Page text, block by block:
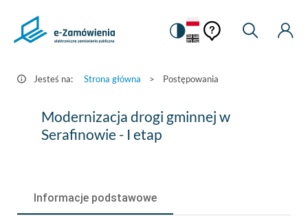
Postępowania
Zamówienia.gov.pl
Zmiana
na
kontrastową
Pomoc
kontekstowa
Pomoc
Moje
Jesteś na: Strona główna > Postępowania
Modernizacja
drogi
Serafinowie
Modernizacja drogi gminnej w
Serafinowie - I etap
Informacje podstawowe